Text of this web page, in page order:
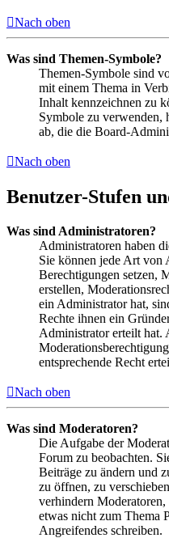
Nach oben
Was sind Themen-Symbole?
Themen-Symbole sind
mit einem Thema in
Inhalt kennzeichnen zu
Symbole zu verwenden,
ab, die die Board-
Nach oben
Benutzer-Stufen
Was sind Administratoren?
Administratoren haben
Sie können jede Art von
Berechtigungen setzen,
erstellen,
ein Administrator hat,
Rechte ihnen ein
Administrator erteilt hat.
entsprechende Recht
Nach oben
Was sind Moderatoren?
Die Aufgabe der
Forum zu beobachten.
Beiträge zu ändern und
zu öffnen, zu
verhindern
etwas nicht zum Thema
Angreifendes schreiben.